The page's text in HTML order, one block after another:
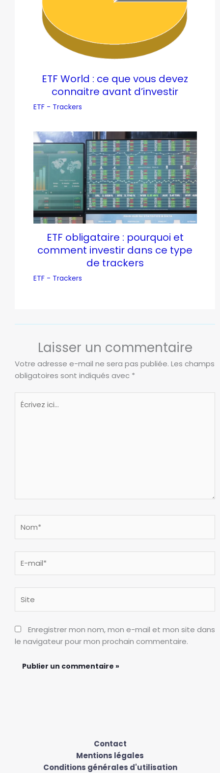
ETF World : ce que vous devez
connaitre avant d’investir
ETF - Trackers
ETF obligataire : pourquoi et
comment investir dans ce type
de trackers
ETF - Trackers
Laisser un commentaire
Votre adresse e-mail ne sera pas publiée. Les champs
obligatoires sont indiqués avec *
ici…
mail*
Enregistrer mon nom, mon e-mail et mon site dans
le navigateur pour mon prochain commentaire.
Contact
Mentions légales
Conditions générales d'utilisation